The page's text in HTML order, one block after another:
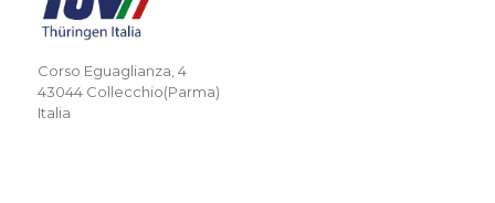
Corso Eguaglianza, 4
43044 Collecchio(Parma)
Italia